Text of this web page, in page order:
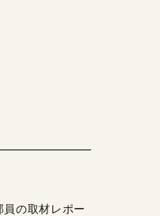
の取材レポー